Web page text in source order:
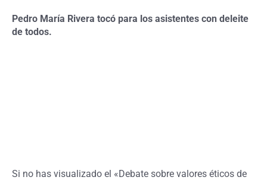
Pedro María Rivera tocó para los asistentes con deleite
de todos.
Si no has visualizado el «Debate sobre valores éticos de